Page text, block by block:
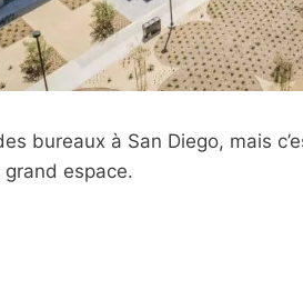
bureaux à San Diego, mais
espace.